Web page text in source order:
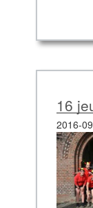
16
2016-